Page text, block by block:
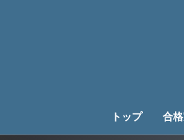
トップ 合